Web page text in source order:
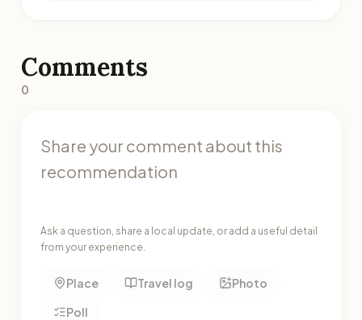
Comments
0
Ask a question, share a local update, or add a useful detail
from your experience.
Place Travel log
Photo
Poll